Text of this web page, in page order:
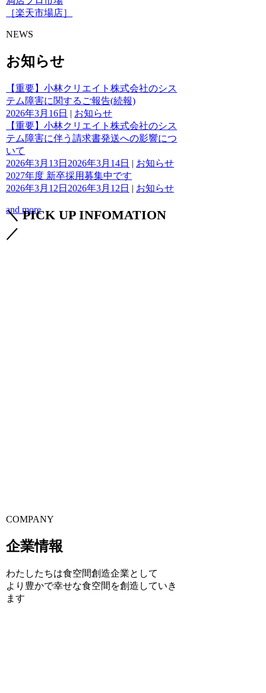
［楽天市場店］
NEWS
お知らせ
【重要】小林クリエイト株式会社のシス
テム障害に関するご報告(続報)
2026年3月16日 | お知らせ
【重要】小林クリエイト株式会社のシス
テム障害に伴う請求書発送への影響につ
いて
2026年3月13日 2026年3月14日 | お知らせ
2027年度 新卒採用募集中です
2026年3月12日 2026年3月12日 | お知らせ
and more
＼ PICK UP INFOMATION
／
COMPANY
企業情報
わたしたちは食空間創造企業として
より豊かで幸せな食空間を創造していき
ます